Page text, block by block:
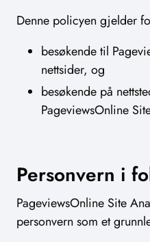
Denne policyen gjelder
besøkende til
nettsider, og
besøkende på
PageviewsOnline
Personvern i
PageviewsOnline Site
personvern som et